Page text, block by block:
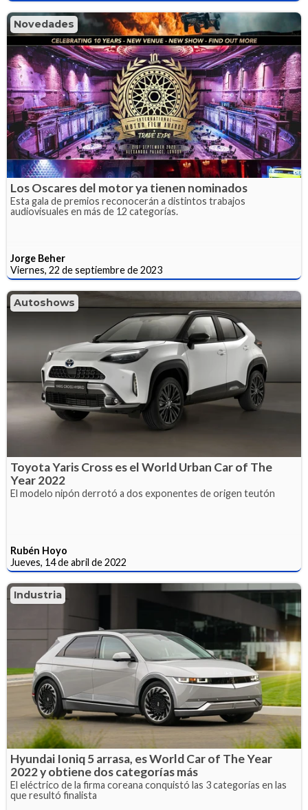
Novedades
Los Oscares del motor ya tienen nominados
Esta gala de premios reconocerán a distintos trabajos
audiovisuales en más de 12 categorías.
Jorge Beher
Viernes, 22 de septiembre de 2023
Autoshows
Toyota Yaris Cross es el World Urban Car of The
Year 2022
El modelo nipón derrotó a dos exponentes de origen teutón
Rubén Hoyo
Jueves, 14 de abril de 2022
Industria
Hyundai Ioniq 5 arrasa, es World Car of The Year
2022 y obtiene dos categorías más
El eléctrico de la firma coreana conquistó las 3 categorías en las
que resultó finalista